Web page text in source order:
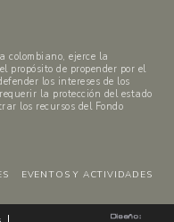
colombiano, ejerce la
propósito de propender por el
los intereses de los
la protección del estado
los recursos del Fondo
EVENTOS Y ACTIVIDADES